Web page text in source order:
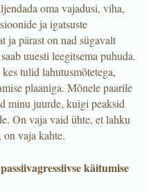
oma vajadusi, viha,
ja igatsuste
ja pärast on nad sügavalt
uuesti leegitsema puhuda.
tulid lahutusmõtetega,
plaaniga. Mõnele paarile
minu juurde, kuigi peaksid
On vaja vaid ühte, et lahku
on vaja kahte.
käitumise